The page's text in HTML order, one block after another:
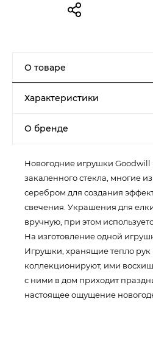
О товаре
Характеристики
О бренде
Новогодние игрушки Goodwill
закаленного стекла, многие
серебром для создания
свечения. Украшения для
вручную, при этом
На изготовление одной
Игрушки, хранящие тепло рук
коллекционируют, ими
с ними в дом приходит
настоящее ощущение